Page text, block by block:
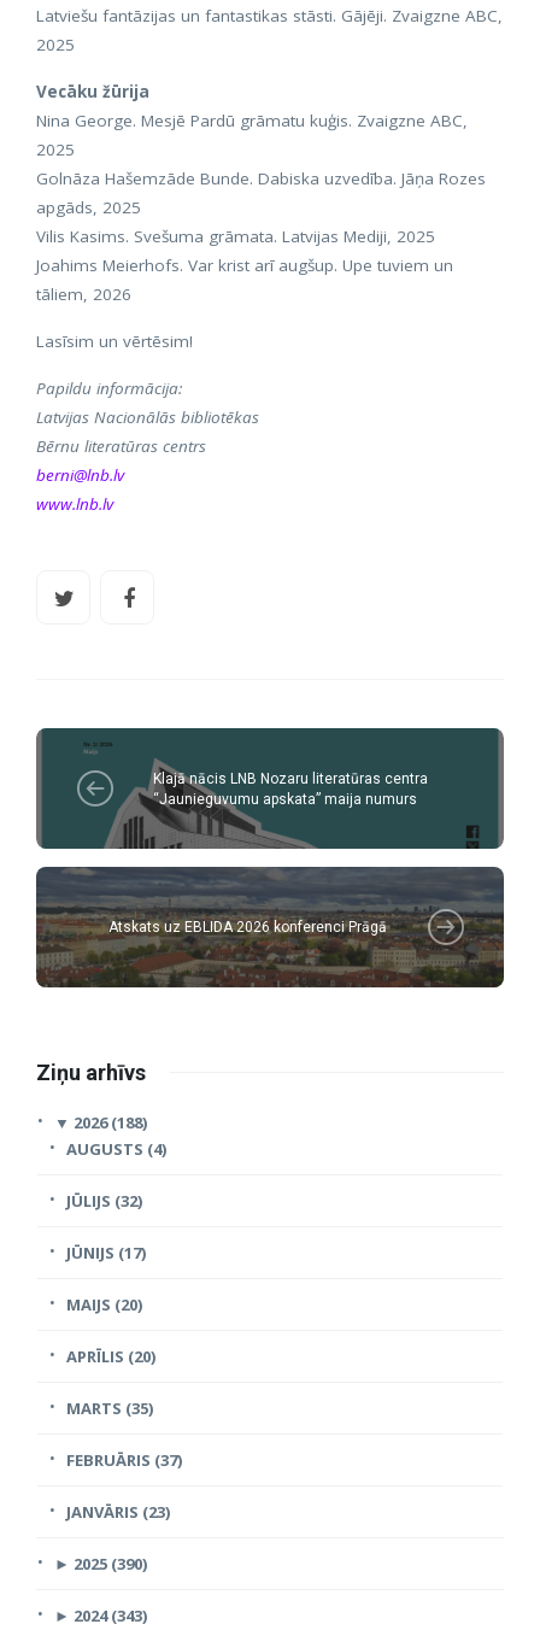
Latviešu fantāzijas un fantastikas stāsti. Gājēji. Zvaigzne ABC,
2025
Vecāku žūrija
Nina George. Mesjē Pardū grāmatu kuģis. Zvaigzne ABC,
2025
Golnāza Hašemzāde Bunde. Dabiska uzvedība. Jāņa Rozes
apgāds, 2025
Vilis Kasims. Svešuma grāmata. Latvijas Mediji, 2025
Joahims Meierhofs. Var krist arī augšup. Upe tuviem un
tāliem, 2026
Lasīsim un vērtēsim!
Papildu informācija:
Latvijas Nacionālās bibliotēkas
Bērnu literatūras centrs
berni@lnb.lv
www.lnb.lv
Klajā nācis LNB Nozaru literatūras centra
“Jaunieguvumu apskata” maija numurs
Atskats uz EBLIDA 2026 konferenci Prāgā
Ziņu arhīvs
▼ 2026 (188)
AUGUSTS (4)
JŪLIJS (32)
JŪNIJS (17)
MAIJS (20)
APRĪLIS (20)
MARTS (35)
FEBRUĀRIS (37)
JANVĀRIS (23)
► 2025 (390)
► 2024 (343)